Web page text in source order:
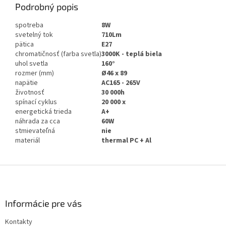
Podrobný popis
spotreba
8W
svetelný tok
710Lm
pätica
E27
chromatičnosť (farba svetla)3000K - teplá biela
uhol svetla
160°
rozmer (mm)
Ø46 x 89
napätie
AC165 - 265V
životnosť
30 000h
spínací cyklus
20 000 x
energetická trieda
A+
náhrada za cca
60W
stmievateľná
nie
materiál
thermal PC + Al
Informácie pre vás
Kontakty